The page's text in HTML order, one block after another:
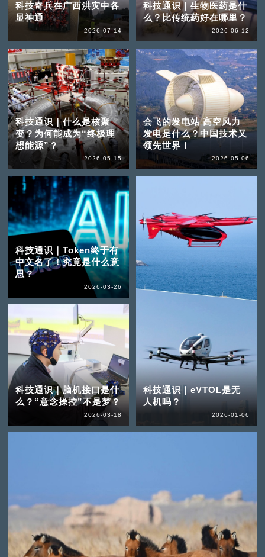
科技奇兵在广西洪灾中各
显神通
2026-07-14
科技通识｜生物医药是什
么？比传统药好在哪里？
2026-06-12
科技通识｜什么是核聚
变？为何能成为“终极理
想能源”？
2026-05-15
会飞的发电站 高空风力
发电是什么？中国技术又
领先世界！
2026-05-06
科技通识｜Token终于有
中文名了！究竟是什么意
思？
2026-03-26
科技通识｜脑机接口是什
么？“意念操控”不是梦？
2026-03-18
科技通识｜eVTOL是无
人机吗？
2026-01-06